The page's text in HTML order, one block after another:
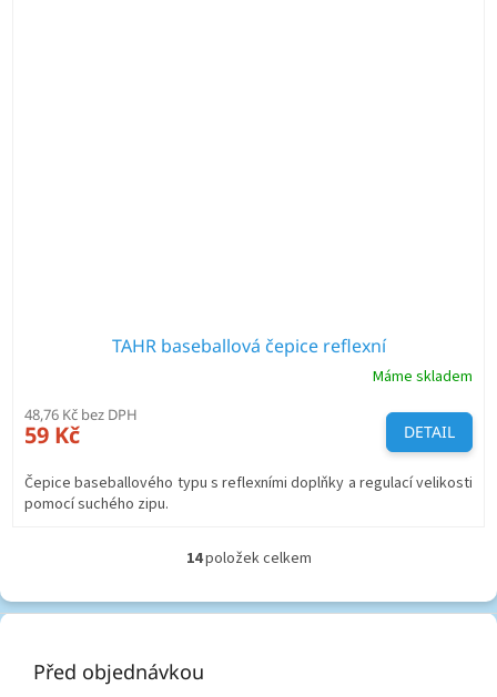
TAHR baseballová čepice reflexní
Máme skladem
48,76 Kč bez DPH
59 Kč DETAIL
Čepice baseballového typu s reflexními doplňky a regulací velikosti
pomocí suchého zipu.
O
l
14položek celkem
Z
Před objednávkou